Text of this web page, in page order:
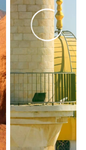
1341.81€
1306.25€
1248.06€